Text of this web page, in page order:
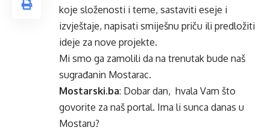
koje složenosti i teme, sastaviti eseje i
izvještaje, napisati smiješnu priču ili predložiti
ideje za nove projekte.
Mi smo ga zamolili da na trenutak bude naš
sugrađanin Mostarac.
Mostarski.ba: Dobar dan, hvala Vam što
govorite za naš portal. Ima li sunca danas u
Mostaru?